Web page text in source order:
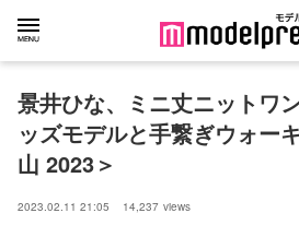
景井ひな、ミニ丈ニットワ
ッズモデルと手繋ぎウォー
山 2023＞
2023.02.11 21:05 14,237 views